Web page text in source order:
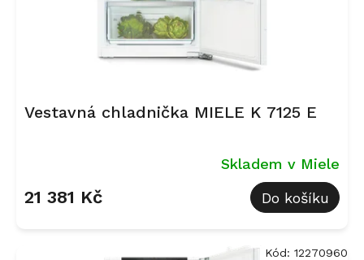
Vestavná chladnička MIELE K 7125 E
Skladem v Miele
21 381 Kč Do košíku
Kód: 12270960